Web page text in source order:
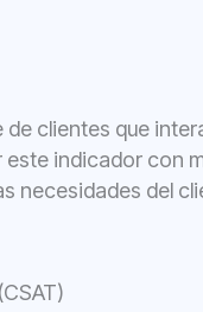
clientes que
este indicador con
necesidades del